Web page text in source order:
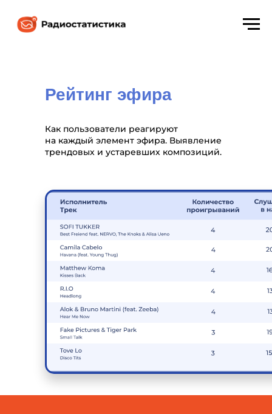
Рейтинг эфира
Как пользователи реагируют
на каждый элемент эфира. Выявление
трендовых и устаревших композиций.